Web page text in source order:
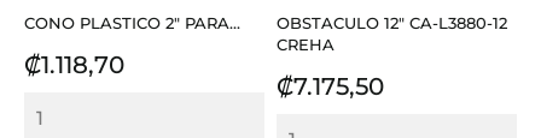
CONO PLASTICO 2" PARA...
Precio
₡1.118,70
OBSTACULO 12" CA-L3880-12
CREHA
Precio
₡7.175,50